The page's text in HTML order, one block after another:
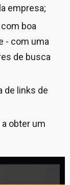
empresa;
boa
- com uma
de busca
de links de
obter um